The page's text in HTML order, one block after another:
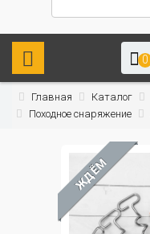
0
Главная Каталог
Походное снаряжение
ЖДЁМ